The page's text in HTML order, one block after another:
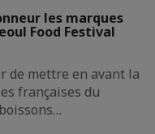
les marques
Food Festival
de mettre en avant la
françaises du